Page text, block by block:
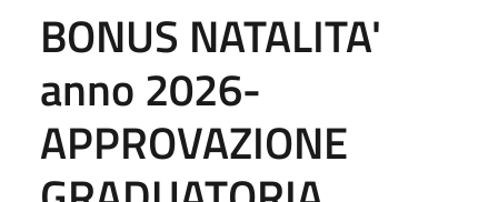
BONUS NATALITA'
anno 2026-
APPROVAZIONE